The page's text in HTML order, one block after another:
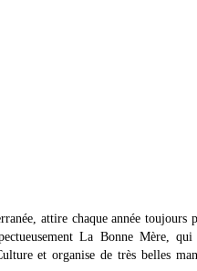
attire chaque année
La Bonne Mère,
et organise de très belles